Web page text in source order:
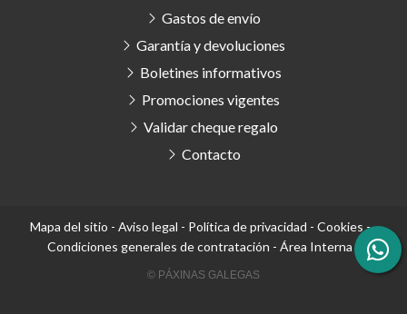
Gastos de envío
Garantía y devoluciones
Boletines informativos
Promociones vigentes
Validar cheque regalo
Contacto
Mapa del sitio - Aviso legal - Política de privacidad - Cookies-
Condiciones generales de contratación - Área Interna
© PÁXINAS GALEGAS